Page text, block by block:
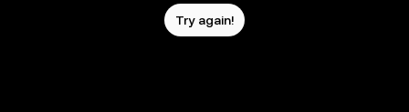
Try again!